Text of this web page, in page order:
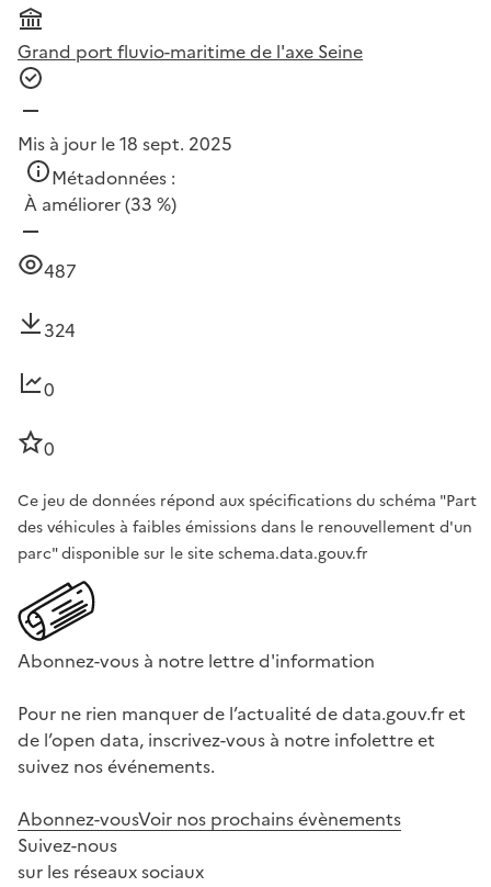
Grand port fluvio-maritime de l'axe Seine
Mis à jour le 18 sept. 2025
Métadonnées :
À améliorer(33 %)
487
324
0
0
Ce jeu de données répond aux spécifications du schéma "Part
des véhicules à faibles émissions dans le renouvellement d'un
parc" disponible sur le site schema.data.gouv.fr
Abonnez-vous à notre lettre d'information
Pour ne rien manquer de l’actualité de data.gouv.fr et
de l’open data, inscrivez-vous à notre infolettre et
suivez nos événements.
Abonnez-vousVoir nos prochains évènements
Suivez-nous
sur les réseaux sociaux